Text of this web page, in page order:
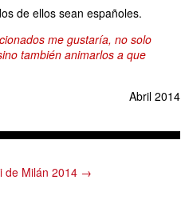
de ellos sean españoles.
me gustaría, no solo
también animarlos a que
Abril 2014
de Milán 2014 →